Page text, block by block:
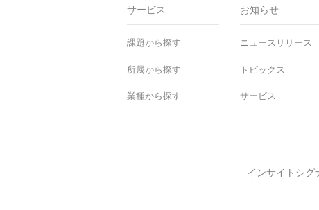
サービス
課題から探す
所属から探す
業種から探す
お知らせ
ニュースリリース
トピックス
サービス
インサイトシグ